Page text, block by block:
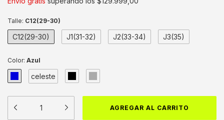
Talle: C12(29-30)
C12(29-30) J1(31-32) J2(33-34) J3(35)
Color: Azul
celeste